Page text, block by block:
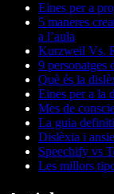
Eines per a
5 maneres
a l’aula
Kurzweil Vs.
9 personatges
Què és la
Eines per a la
Mes de
La guia
Dislèxia i
Speechify vs
Les millors